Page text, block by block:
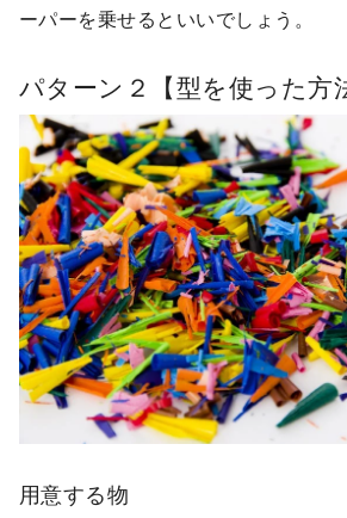
ーパーを乗せるといいでしょう。
パターン２【型を使った方
用意する物